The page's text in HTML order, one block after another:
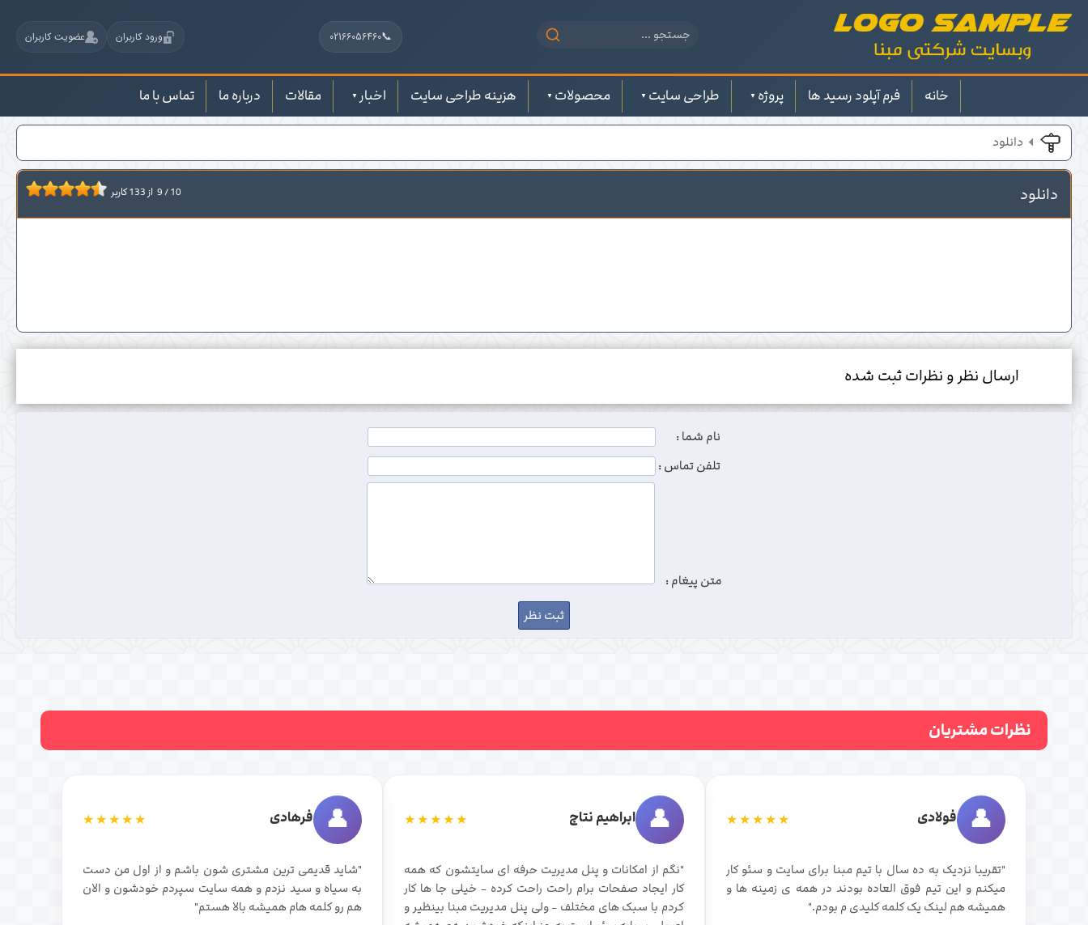
📞
02166056460 ورود کاربران عضویت کاربران
خانه فرم آپلود رسید ها پروژه طراحی سایت محصولات هزینه طراحی سایت اخبار مقالات درباره ما تماس با ما
دانلود
نظرات مشتریان
👤 فولادی ★★★★★
"تقریبا نزدیک به ده سال با تیم مبنا برای سایت و سئو کار
میکنم و این تیم فوق العاده بودند در همه ی زمینه ها و
همیشه هم لینک یک کلمه کلیدی م بودم."
👤 ابراهیم نتاج ★★★★★
"نگم از امکانات و پنل مدیریت حرفه ای سایتشون که همه
کار ایجاد صفحات برام راحت راحت کرده - خیلی جا ها کار
کردم با سبک های مختلف - ولی پنل مدیریت مبنا بینظیر و
👤 فرهادی ★★★★★
"شاید قدیمی ترین مشتری شون باشم و از اول من دست
به سیاه و سید نزدم و همه سایت سپردم خودشون و الان
هم رو کلمه هام همیشه بالا هستم"
دانلود 9/10 از 133کاربر
ارسال نظر و نظرات ثبت شده
نام شما :
تلفن تماس :
متن پیغام :